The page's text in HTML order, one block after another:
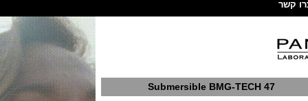
Submersible BMG-TECH 47